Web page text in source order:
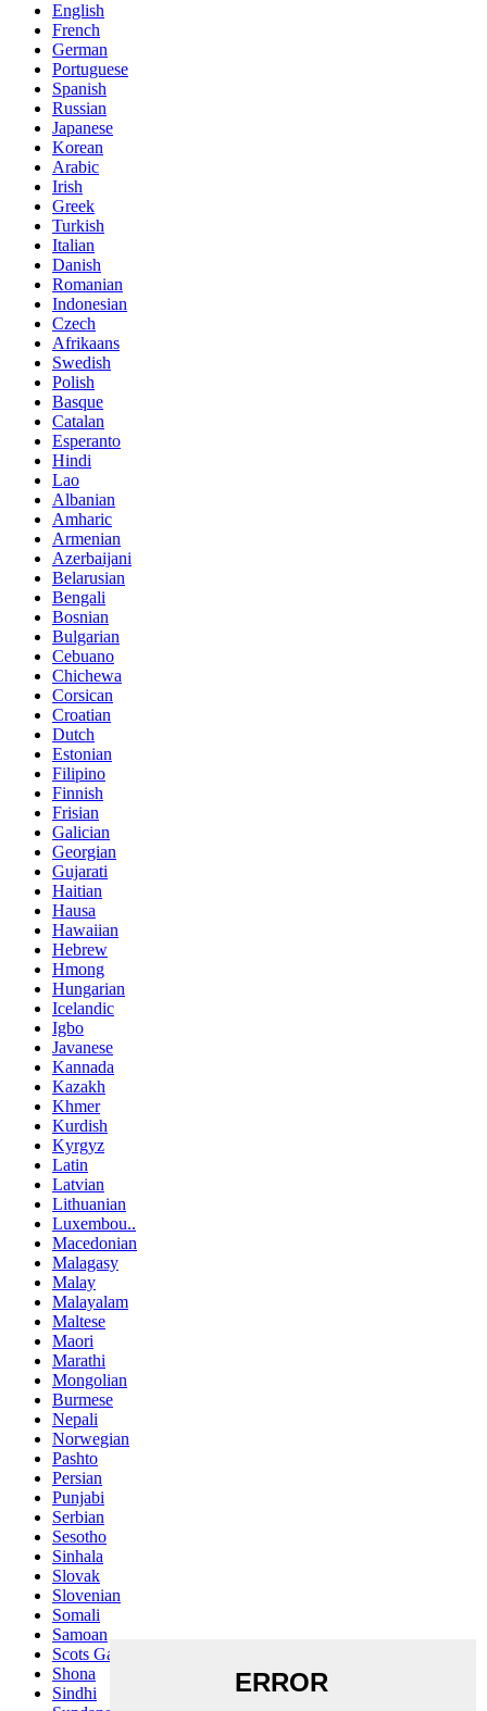
English
French
German
Portuguese
Spanish
Russian
Japanese
Korean
Arabic
Irish
Greek
Turkish
Italian
Danish
Romanian
Indonesian
Czech
Afrikaans
Swedish
Polish
Basque
Catalan
Esperanto
Hindi
Lao
Albanian
Amharic
Armenian
Azerbaijani
Belarusian
Bengali
Bosnian
Bulgarian
Cebuano
Chichewa
Corsican
Croatian
Dutch
Estonian
Filipino
Finnish
Frisian
Galician
Georgian
Gujarati
Haitian
Hausa
Hawaiian
Hebrew
Hmong
Hungarian
Icelandic
Igbo
Javanese
Kannada
Kazakh
Khmer
Kurdish
Kyrgyz
Latin
Latvian
Lithuanian
Luxembou..
Macedonian
Malagasy
Malay
Malayalam
Maltese
Maori
Marathi
Mongolian
Burmese
Nepali
Norwegian
Pashto
Persian
Punjabi
Serbian
Sesotho
Sinhala
Slovak
Slovenian
Somali
Samoan
Scots Gaelic
Shona
Sindhi